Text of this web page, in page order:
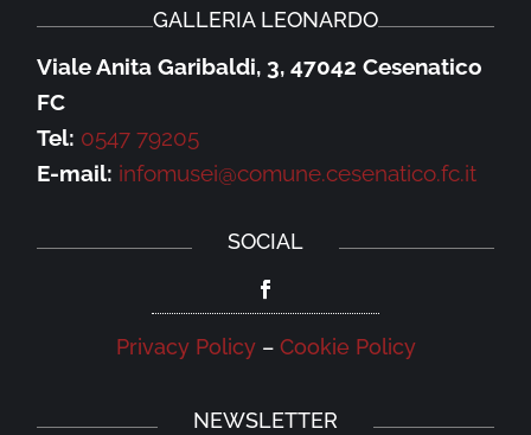
GALLERIA LEONARDO
Viale Anita Garibaldi, 3, 47042 Cesenatico
FC
Tel: 0547 79205
E-mail: infomusei@comune.cesenatico.fc.it
SOCIAL
Privacy Policy– Cookie Policy
NEWSLETTER